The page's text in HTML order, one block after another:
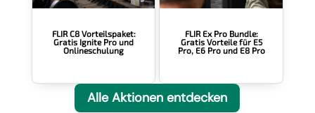
FLIR C8 Vorteilspaket:
Gratis Ignite Pro und
Onlineschulung
FLIR Ex Pro Bundle:
Gratis Vorteile für E5
Pro, E6 Pro und E8 Pro
Alle Aktionen entdecken